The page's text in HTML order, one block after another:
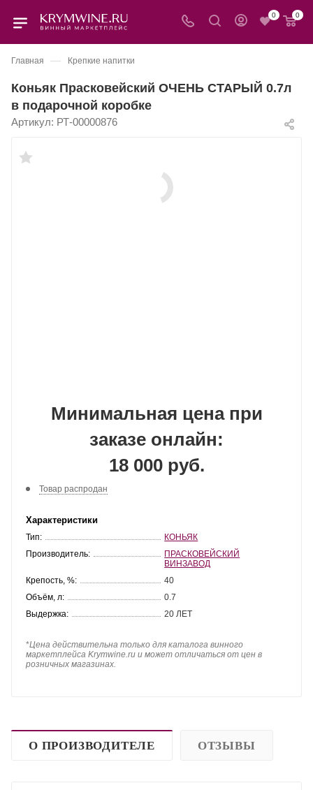
0 0
Главная — Крепкие напитки
Коньяк Прасковейский ОЧЕНЬ СТАРЫЙ 0.7л
в подарочной коробке
Артикул: РТ-00000876
Минимальная цена при
заказе онлайн:
18 000 руб.
Товар распродан
Характеристики
Тип:
КОНЬЯК
Производитель:
ПРАСКОВЕЙСКИЙ
ВИНЗАВОД
Крепость, %:
40
Объём, л:
0.7
Выдержка:
20 ЛЕТ
*Цена действительна только для каталога винного
маркетплейса Krymwine.ru и может отличаться от цен в
розничных магазинах.
О ПРОИЗВОДИТЕЛЕ ОТЗЫВЫ